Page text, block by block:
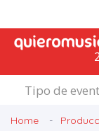
Tipo de
Home